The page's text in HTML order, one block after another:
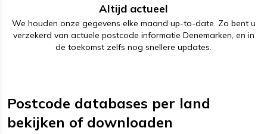
Altijd actueel
We houden onze gegevens elke maand up-to-date. Zo bent u
verzekerd van actuele postcode informatie Denemarken, en in
de toekomst zelfs nog snellere updates.
Postcode databases per land
bekijken of downloaden